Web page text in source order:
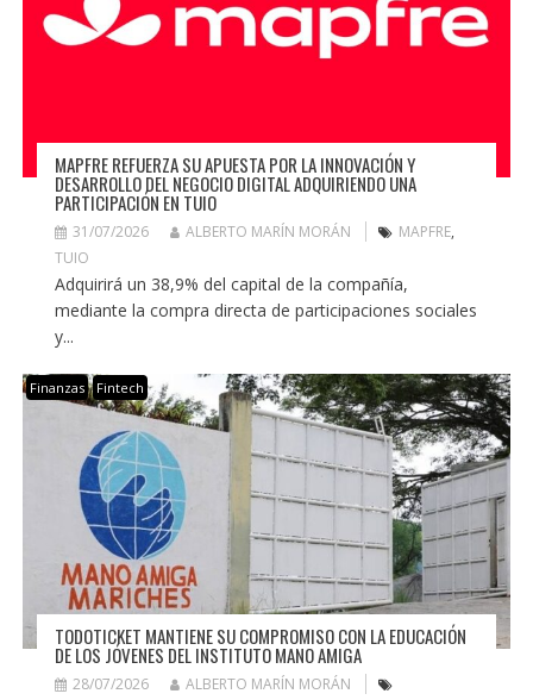
MAPFRE REFUERZA SU APUESTA POR LA INNOVACIÓN Y
DESARROLLO DEL NEGOCIO DIGITAL ADQUIRIENDO UNA
PARTICIPACIÓN EN TUIO
31/07/2026 ALBERTO MARÍN MORÁN MAPFRE,
TUIO
Adquirirá un 38,9% del capital de la compañía,
mediante la compra directa de participaciones sociales
y...
Finanzas Fintech
TODOTICKET MANTIENE SU COMPROMISO CON LA EDUCACIÓN
DE LOS JÓVENES DEL INSTITUTO MANO AMIGA
28/07/2026 ALBERTO MARÍN MORÁN